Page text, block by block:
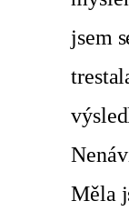
jsem
Měla